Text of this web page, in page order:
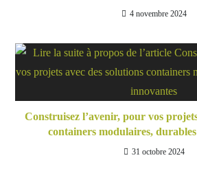
4 novembre 2024
Construisez l’avenir, pour vos
containers modulaires,
31 octobre 2024